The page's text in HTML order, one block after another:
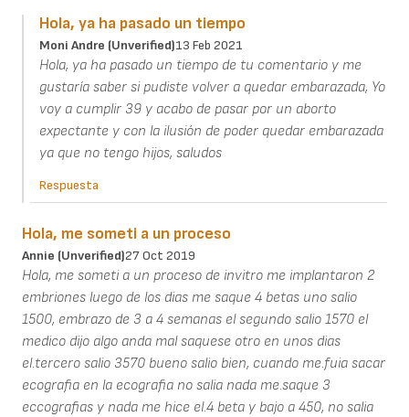
Hola, ya ha pasado un tiempo
Moni Andre (unverified)13 Feb 2021
Hola, ya ha pasado un tiempo de tu comentario y me
gustaría saber si pudiste volver a quedar embarazada, Yo
voy a cumplir 39 y acabo de pasar por un aborto
expectante y con la ilusión de poder quedar embarazada
ya que no tengo hijos, saludos
Respuesta
Hola, me someti a un proceso
Annie (unverified)27 Oct 2019
Hola, me someti a un proceso de invitro me implantaron 2
embriones luego de los dias me saque 4 betas uno salio
1500, embrazo de 3 a 4 semanas el segundo salio 1570 el
medico dijo algo anda mal saquese otro en unos dias
el.tercero salio 3570 bueno salio bien, cuando me.fuia sacar
ecografia en la ecografia no salia nada me.saque 3
eccografias y nada me hice el.4 beta y bajo a 450, no salia